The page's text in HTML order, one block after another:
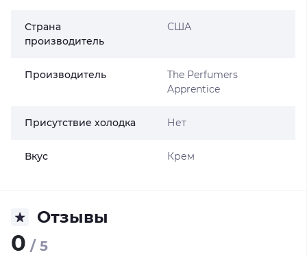
Страна
производитель
США
Производитель
The Perfumers
Apprentice
Присутствие холодка Нет
Вкус Крем
Отзывы
0 / 5